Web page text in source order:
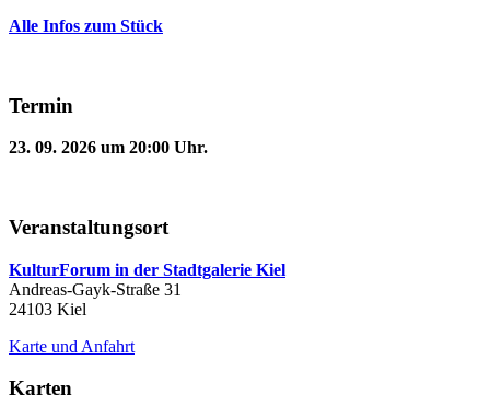
Alle Infos zum Stück
Termin
23. 09. 2026 um 20:00 Uhr.
Veranstaltungsort
KulturForum in der Stadtgalerie Kiel
Andreas-Gayk-Straße 31
24103 Kiel
Karte und Anfahrt
Karten